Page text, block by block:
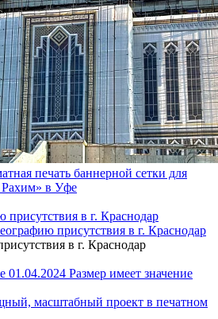
печать баннерной сетки для
Рахим» в Уфе
присутствия в г. Краснодар
в г. Краснодар
01.04.2024 Размер имеет значение